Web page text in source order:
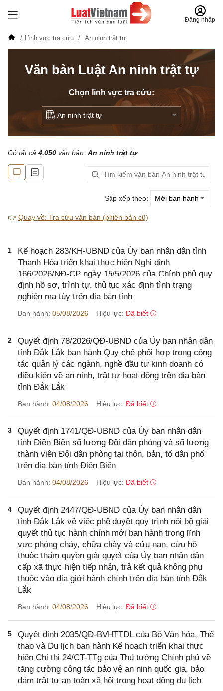
Đăng nhập
Lĩnh vực tra cứu An ninh trật tự
Văn bản Luật An ninh trật tự
Chọn lĩnh vực tra cứu:
Có tất cả 4,050 văn bản: An ninh trật tự
Sắp xếp theo:
👉 Quay về: Tra cứu văn bản (phiên bản cũ)
1
Kế hoạch 283/KH-UBND của Ủy ban nhân dân tỉnh
Thanh Hóa triển khai thực hiện Nghị định
166/2026/NĐ-CP ngày 15/5/2026 của Chính phủ quy
định hồ sơ, trình tự, thủ tục xác định tình trạng
nghiện ma túy trên địa bàn tỉnh
Ban hành: 05/08/2026 Hiệu lực: Đã biết
2
Quyết định 78/2026/QĐ-UBND của Ủy ban nhân dân
tỉnh Đắk Lắk ban hành Quy chế phối hợp trong công
tác quản lý các ngành, nghề đầu tư kinh doanh có
điều kiện về an ninh, trật tự hoạt động trên địa bàn
tỉnh Đắk Lắk
Ban hành: 04/08/2026 Hiệu lực: Đã biết
3
Quyết định 1741/QĐ-UBND của Ủy ban nhân dân
tỉnh Điện Biên số lượng Đội dân phòng và số lượng
thành viên Đội dân phòng tại thôn, bản, tổ dân phố
trên địa bàn tỉnh Điện Biên
Ban hành: 04/08/2026 Hiệu lực: Đã biết
4
Quyết định 2447/QĐ-UBND của Ủy ban nhân dân
tỉnh Đắk Lắk về việc phê duyệt quy trình nội bộ giải
quyết thủ tục hành chính mới ban hành trong lĩnh
vực phòng cháy, chữa cháy và cứu nạn, cứu hộ
thuộc thẩm quyền giải quyết của Ủy ban nhân dân
cấp xã thực hiện tiếp nhận, trả kết quả không phụ
thuộc vào địa giới hành chính trên địa bàn tỉnh Đắk
Lắk
Ban hành: 04/08/2026 Hiệu lực: Đã biết
5
Quyết định 2035/QĐ-BVHTTDL của Bộ Văn hóa, Thể
thao và Du lịch ban hành Kế hoạch triển khai thực
hiện Chỉ thị 24/CT-TTg của Thủ tướng Chính phủ về
tăng cường công tác bảo vệ an ninh quốc gia, bảo
đảm trật tự an toàn xã hội trong hoạt động du lịch